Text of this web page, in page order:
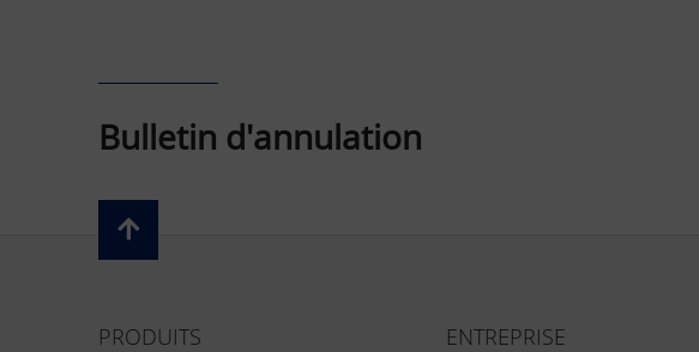
Bulletin d'annulation
PRODUITS ENTREPRISE